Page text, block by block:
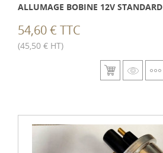
ALLUMAGE BOBINE 12V STANDARD
54,60 € TTC
(45,50 € HT)